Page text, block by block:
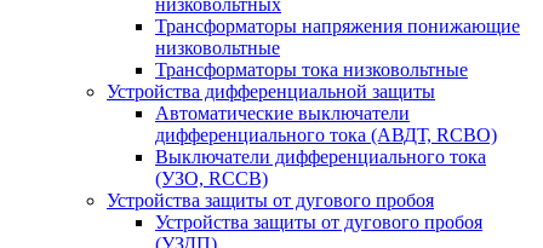
низковольтных
Трансформаторы напряжения понижающие
низковольтные
Трансформаторы тока низковольтные
Устройства дифференциальной защиты
Автоматические выключатели
дифференциального тока (АВДТ, RCBO)
Выключатели дифференциального тока
(УЗО, RCCB)
Устройства защиты от дугового пробоя
Устройства защиты от дугового пробоя
(УЗДП)